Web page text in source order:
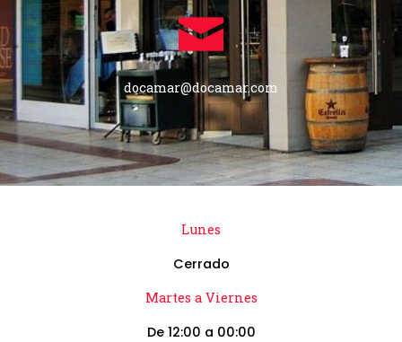
docamar@docamar.com
Lunes
Cerrado
Martes a Viernes
De 12:00 a 00:00